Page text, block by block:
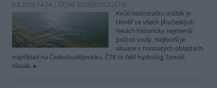
6.8.2026 14:24 | ČESKÉ BUDĚJOVICE (ČTK)
Kvůli nedostatku srážek je
téměř ve všech jihočeských
řekách historicky nejmenší
průtok vody. Nejhorší je
situace v rovinatých oblastech,
například na Českobudějovicku. ČTK to řekl hydrolog Tomáš
Vlasák.